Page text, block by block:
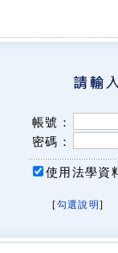
帳號：
密碼：
使用法學資
[勾選說明 ]